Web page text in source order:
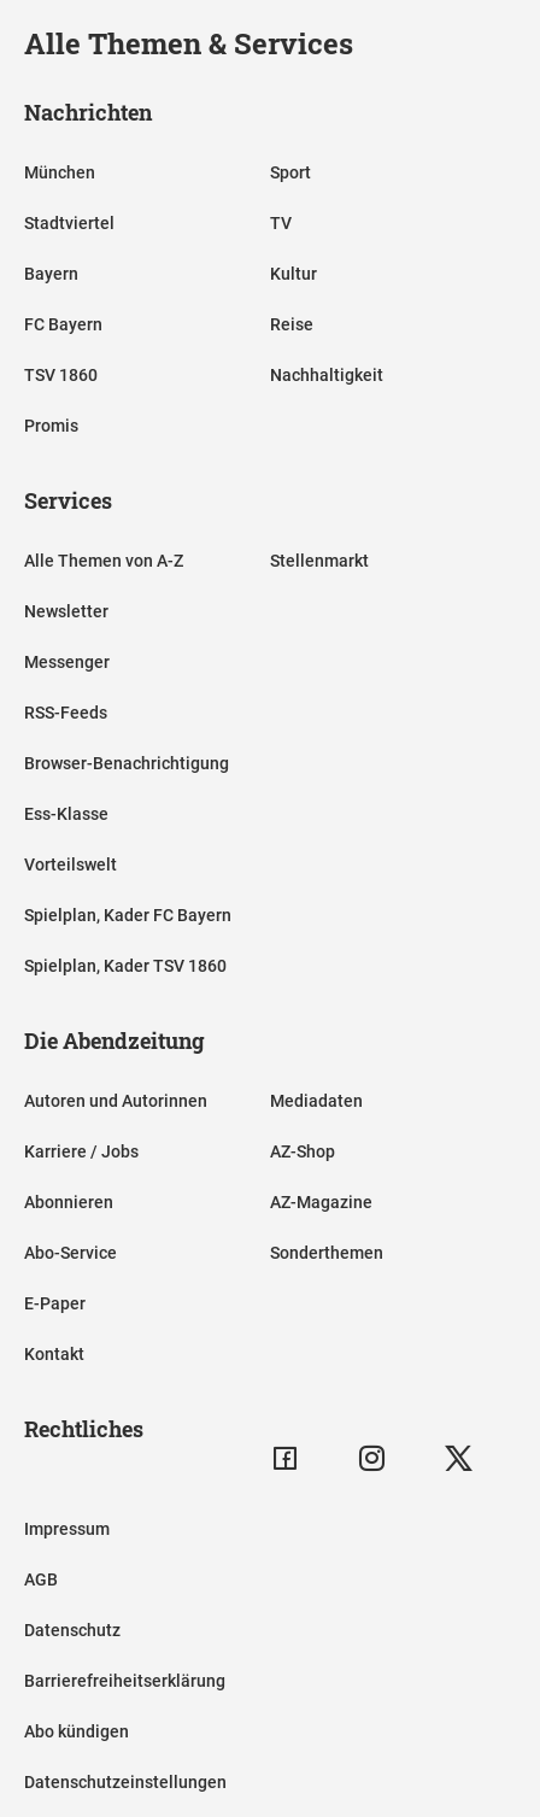
Alle Themen & Services
Nachrichten
München
Stadtviertel
Bayern
FC Bayern
TSV 1860
Promis
Sport
TV
Kultur
Reise
Nachhaltigkeit
Services
Alle Themen von A-Z
Newsletter
Messenger
RSS-Feeds
Browser-Benachrichtigung
Ess-Klasse
Vorteilswelt
Spielplan, Kader FC Bayern
Spielplan, Kader TSV 1860
Stellenmarkt
Die Abendzeitung
Autoren und Autorinnen
Karriere / Jobs
Abonnieren
Abo-Service
E-Paper
Kontakt
Mediadaten
AZ-Shop
AZ-Magazine
Sonderthemen
Rechtliches
Impressum
AGB
Datenschutz
Barrierefreiheitserklärung
Abo kündigen
Datenschutzeinstellungen